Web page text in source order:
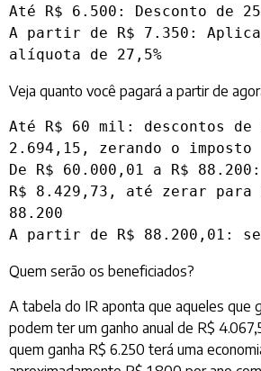
Até R$ 6.500: Desconto de
A partir de R$ 7.350:
alíquota de 27,5%
Veja quanto você pagará a partir de
Até R$ 60 mil: descontos de
2.694,15, zerando o imposto
De R$ 60.000,01 a R$
R$ 8.429,73, até zerar para
88.200
A partir de R$ 88.200,01:
Quem serão os beneficiados?
A tabela do IR aponta que aqueles que
podem ter um ganho anual de R$
quem ganha R$ 6.250 terá uma